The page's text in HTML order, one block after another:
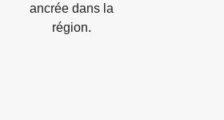
ancrée dans la
région.